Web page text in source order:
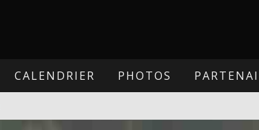
CALENDRIER PHOTOS